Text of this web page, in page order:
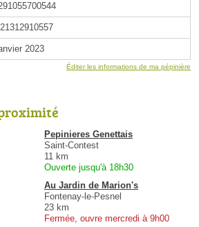
2023
Éditer les informations de ma pépinière
Pepinieres Genettais
Saint-Contest
11 km
Ouverte jusqu'à 18h30
Au Jardin de Marion's
Fontenay-le-Pesnel
23 km
Fermée, ouvre mercredi à 9h00